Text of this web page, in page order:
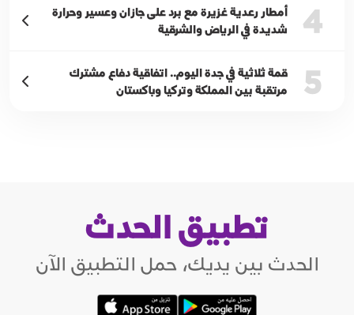
4
أمطار رعدية غزيرة مع برد على جازان وعسير وحرارة
شديدة في الرياض والشرقية
5
قمة ثلاثية في جدة اليوم.. اتفاقية دفاع مشترك
مرتقبة بين المملكة وتركيا وباكستان
تطبيق الحدث
الحدث بين يديك، حمل التطبيق الآن